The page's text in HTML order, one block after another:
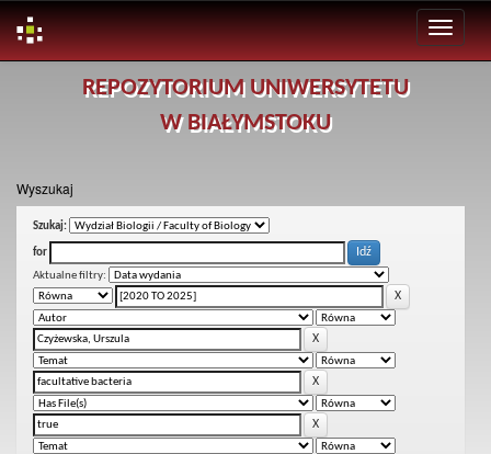
REPOZYTORIUM UNIWERSYTETU
W BIAŁYMSTOKU
Wyszukaj
Szukaj:
for
Aktualne filtry: